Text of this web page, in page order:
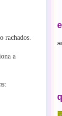
rachados.
a
: